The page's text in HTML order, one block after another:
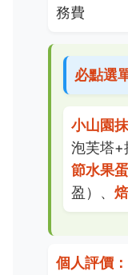
務費
必點選
小山園
泡芙塔+
節水果
盈）、
個人評價：